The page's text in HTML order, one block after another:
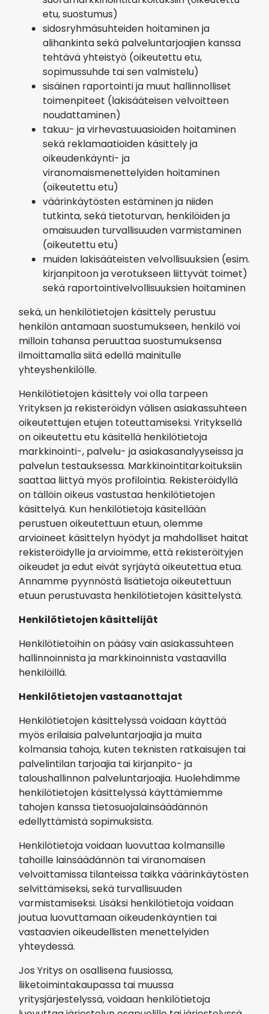
etu, suostumus)
sidosryhmäsuhteiden hoitaminen ja
alihankinta sekä palveluntarjoajien kanssa
tehtävä yhteistyö (oikeutettu etu,
sopimussuhde tai sen valmistelu)
sisäinen raportointi ja muut hallinnolliset
toimenpiteet (lakisääteisen velvoitteen
noudattaminen)
takuu- ja virhevastuuasioiden hoitaminen
sekä reklamaatioiden käsittely ja
oikeudenkäynti- ja
viranomaismenettelyiden hoitaminen
(oikeutettu etu)
väärinkäytösten estäminen ja niiden
tutkinta, sekä tietoturvan, henkilöiden ja
omaisuuden turvallisuuden varmistaminen
(oikeutettu etu)
muiden lakisääteisten velvollisuuksien (esim.
kirjanpitoon ja verotukseen liittyvät toimet)
sekä raportointivelvollisuuksien hoitaminen
sekä, un henkilötietojen käsittely perustuu
henkilön antamaan suostumukseen, henkilö voi
milloin tahansa peruuttaa suostumuksensa
ilmoittamalla siitä edellä mainitulle
yhteyshenkilölle.
Henkilötietojen käsittely voi olla tarpeen
Yrityksen ja rekisteröidyn välisen asiakassuhteen
oikeutettujen etujen toteuttamiseksi. Yrityksellä
on oikeutettu etu käsitellä henkilötietoja
markkinointi-, palvelu- ja asiakasanalyyseissa ja
palvelun testauksessa. Markkinointitarkoituksiin
saattaa liittyä myös profilointia. Rekisteröidyllä
on tällöin oikeus vastustaa henkilötietojen
käsittelyä. Kun henkilötietoja käsitellään
perustuen oikeutettuun etuun, olemme
arvioineet käsittelyn hyödyt ja mahdolliset haitat
rekisteröidylle ja arvioimme, että rekisteröityjen
oikeudet ja edut eivät syrjäytä oikeutettua etua.
Annamme pyynnöstä lisätietoja oikeutettuun
etuun perustuvasta henkilötietojen käsittelystä.
Henkilötietojen käsittelijät
Henkilötietoihin on pääsy vain asiakassuhteen
hallinnoinnista ja markkinoinnista vastaavilla
henkilöillä.
Henkilötietojen vastaanottajat
Henkilötietojen käsittelyssä voidaan käyttää
myös erilaisia palveluntarjoajia ja muita
kolmansia tahoja, kuten teknisten ratkaisujen tai
palvelintilan tarjoajia tai kirjanpito- ja
taloushallinnon palveluntarjoajia. Huolehdimme
henkilötietojen käsittelyssä käyttämiemme
tahojen kanssa tietosuojalainsäädännön
edellyttämistä sopimuksista.
Henkilötietoja voidaan luovuttaa kolmansille
tahoille lainsäädännön tai viranomaisen
velvoittamissa tilanteissa taikka väärinkäytösten
selvittämiseksi, sekä turvallisuuden
varmistamiseksi. Lisäksi henkilötietoja voidaan
joutua luovuttamaan oikeudenkäyntien tai
vastaavien oikeudellisten menettelyiden
yhteydessä.
Jos Yritys on osallisena fuusiossa,
liiketoimintakaupassa tai muussa
yritysjärjestelyssä, voidaan henkilötietoja